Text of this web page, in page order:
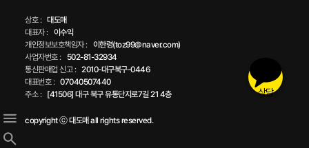
상담
상호 : 대도매
대표자 :
이수익
개인정보보호책임자 :
이한령(toz99@naver.com)
사업자번호 :
502-81-32934
통신판매업 신고 : 2010-대구북구-0446
대표번호 : 07040507440
주소 :
[41506] 대구 북구 유통단지로7길 21 4층
copyright ⓒ 대도매 all rights reserved.